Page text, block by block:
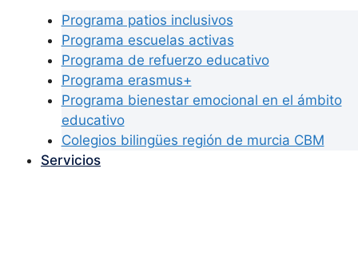
Programa patios inclusivos
Programa escuelas activas
Programa de refuerzo educativo
Programa erasmus+
Programa bienestar emocional en el ámbito
educativo
Colegios bilingües región de murcia CBM
Servicios